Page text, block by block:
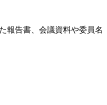
報告書、会議資料や委員名